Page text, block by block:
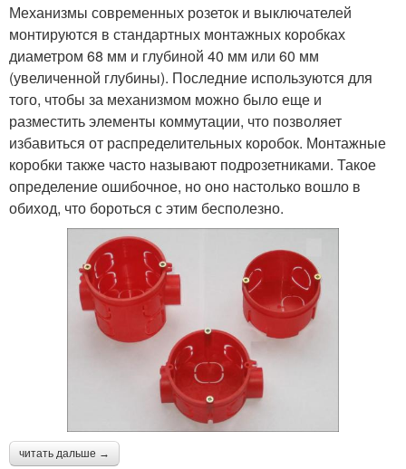
Механизмы современных розеток и выключателей
монтируются в стандартных монтажных коробках
диаметром 68 мм и глубиной 40 мм или 60 мм
(увеличенной глубины). Последние используются для
того, чтобы за механизмом можно было еще и
разместить элементы коммутации, что позволяет
избавиться от распределительных коробок. Монтажные
коробки также часто называют подрозетниками. Такое
определение ошибочное, но оно настолько вошло в
обиход, что бороться с этим бесполезно.
читать дальше →